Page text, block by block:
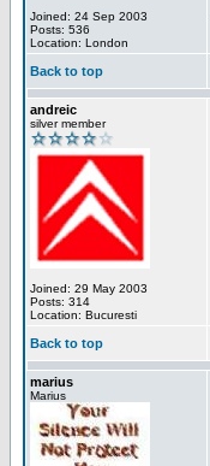
Joined: 24 Sep 2003
Posts: 536
Location: London
Back to top
andreic
silver member
Joined: 29 May 2003
Posts: 314
Location: Bucuresti
Back to top
marius
Marius